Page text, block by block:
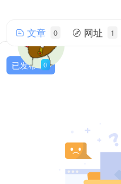
micheal
文章 0 网址 1
已发布 0